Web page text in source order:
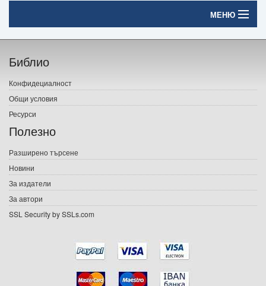
МЕНЮ
Начало
Печатни книги
Електронни книги
Е-списания
Подаръци
Ваучери
Библио
Конфидециалност
Общи условия
Ресурси
Полезно
Разширено търсене
Новини
За издатели
За автори
SSL Security by SSLs.com